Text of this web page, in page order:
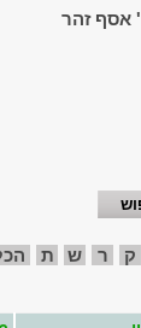
אסף זהר
ק ר ש ת